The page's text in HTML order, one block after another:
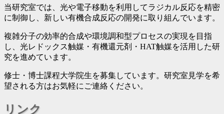
当研究室では、光や電子移動を利用してラジカル反応を精密
に制御し、新しい有機合成反応の開発に取り組んでいます。
複雑分子の効率的合成や環境調和型プロセスの実現を目指
し、光レドックス触媒・有機還元剤・HAT触媒を活用した研
究を進めています。
修士・博士課程大学院生を募集しています。研究室見学を希
望される方はお気軽にご連絡ください。
リンク